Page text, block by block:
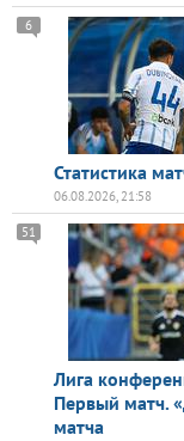
Статистика
6
06.08.2026, 21:58
Лига
Первый матч.
матча
51